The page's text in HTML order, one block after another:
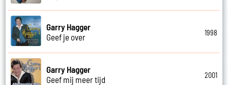
Garry Hagger
Geef je over
1998
Garry Hagger
Geef mij meer tijd
2001